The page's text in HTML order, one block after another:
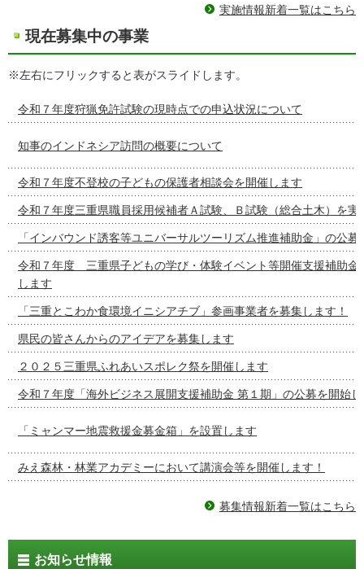
実施情報新着一覧はこちら
現在募集中の事業
※左右にフリックすると表がスライドします。
令和７年度狩猟免許試験の現時点での申込状況について
知事のインドネシア訪問の概要について
令和７年度不登校の子どもの保護者相談会を開催します
令和７年度三重県職員採用候補者Ａ試験、Ｂ試験（総合土木）を実
「インバウンド誘客等ユニバーサルツーリズム推進補助金」の公募
令和７年度 三重県子どもの学び・体験イベント等開催支援補助金
します
「三重とこわか食環境イニシアチブ」参画事業者を募集します！
県民の皆さんからのアイデアを募集します
２０２５三重県ふれあいスポレク祭を開催します
令和７年度「海外ビジネス展開支援補助金 第１期」の公募を開始
「ミャンマー地震救援金募金箱」を設置します
みえ森林・林業アカデミーにおいて講演会等を開催します！
募集情報新着一覧はこちら
お知らせ情報